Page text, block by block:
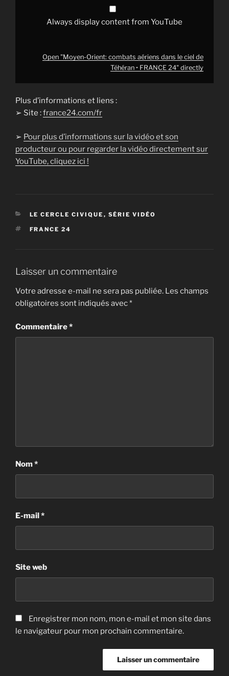
Always display content from YouTube
Open "Moyen-Orient: combats aériens dans le ciel de
Téhéran • FRANCE 24" directly
Plus d’informations et liens :
➢ Site :france24.com/fr
➢ Pour plus d’informations sur la vidéo et son
producteur ou pour regarder la vidéo directement sur
YouTube, cliquez ici !
CATÉGORIES
LE CERCLE CIVIQUE , SÉRIE VIDÉO
ÉTIQUETTES
FRANCE 24
Laisser un commentaire
Votre adresse e-mail ne sera pas publiée. Les champs
obligatoires sont indiqués avec*
Commentaire*
Nom*
E-mail*
Site web
Enregistrer mon nom, mon e-mail et mon site dans
le navigateur pour mon prochain commentaire.